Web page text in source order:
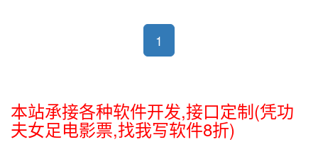
1
本站承接各种软件开发,接口定制(凭功
夫女足电影票,找我写软件8折)